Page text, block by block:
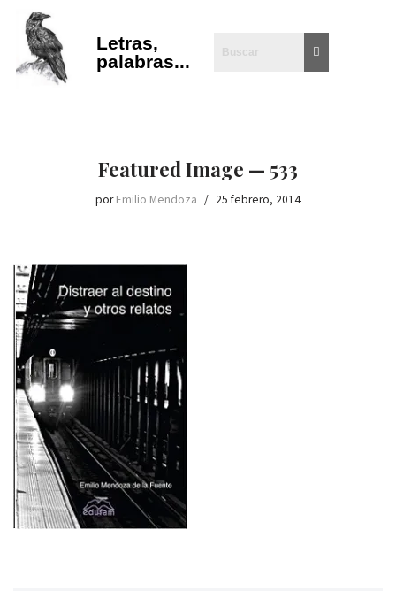
Saltar
al
contenido
Letras,
palabras...
Featured Image — 533
porEmilio Mendoza 25 febrero, 2014